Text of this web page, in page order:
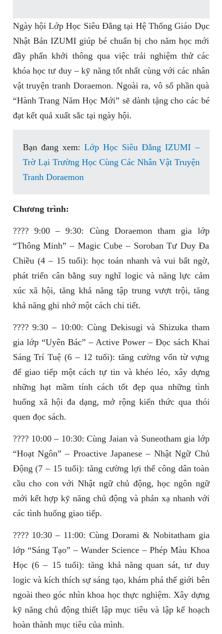
Ngày hội Lớp Học Siêu Đẳng tại Hệ Thống Giáo Dục
Nhật Bản IZUMI giúp bé chuẩn bị cho năm học mới
đầy phấn khởi thông qua việc trải nghiệm thử các
khóa học tư duy – kỹ năng tốt nhất cùng với các nhân
vật truyện tranh Doraemon. Ngoài ra, vô số phần quà
“Hành Trang Năm Học Mới” sẽ dành tặng cho các bé
đạt kết quả xuất sắc tại ngày hội.
Bạn đang xem: Lớp Học Siêu Đẳng IZUMI –
Trờ Lại Trường Học Cùng Các Nhân Vật Truyện
Tranh Doraemon
Chương trình:
???? 9:00 – 9:30: Cùng Doraemon tham gia lớp
“Thông Minh” – Magic Cube – Soroban Tư Duy Đa
Chiều (4 – 15 tuổi): học toán nhanh và vui bất ngờ,
phát triển cân bằng suy nghĩ logic và năng lực cảm
xúc xã hội, tăng khả năng tập trung vượt trội, tăng
khả năng ghi nhớ một cách chi tiết.
???? 9:30 – 10:00: Cùng Dekisugi và Shizuka tham
gia lớp “Uyên Bác” – Active Power – Đọc sách Khai
Sáng Trí Tuệ (6 – 12 tuổi): tăng cường vốn từ vựng
để giao tiếp một cách tự tin và khéo léo, xây dựng
những hạt mầm tính cách tốt đẹp qua những tình
huống xã hội đa dạng, mở rộng kiến thức qua thói
quen đọc sách.
???? 10:00 – 10:30: Cùng Jaian và Suneotham gia lớp
“Hoạt Ngôn” – Proactive Japanese – Nhật Ngữ Chủ
Động (7 – 15 tuổi): tăng cường lợi thế công dân toàn
cầu cho con với Nhật ngữ chủ động, học ngôn ngữ
mới kết hợp kỹ năng chủ động và phản xạ nhanh với
các tình huống giao tiếp.
???? 10:30 – 11:00: Cùng Dorami & Nobitatham gia
lớp “Sáng Tạo” – Wander Science – Phép Màu Khoa
Học (6 – 15 tuổi): tăng khả năng quan sát, tư duy
logic và kích thích sự sáng tạo, khám phá thế giới bên
ngoài theo góc nhìn khoa học thực nghiệm. Xây dựng
kỹ năng chủ động thiết lập mục tiêu và lập kế hoạch
hoàn thành mục tiêu của mình.